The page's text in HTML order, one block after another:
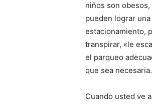
niños son
pueden lograr
estacionamiento,
transpirar, «le
el parqueo
que sea necesaria.
Cuando usted ve